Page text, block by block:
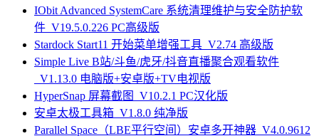
IObit Advanced SystemCare 系统清理维护与安全防护软
件_V19.5.0.226 PC高级版
Stardock Start11 开始菜单增强工具_V2.74 高级版
Simple Live B站/斗鱼/虎牙/抖音直播聚合观看软件
_V1.13.0 电脑版+安卓版+TV电视版
HyperSnap 屏幕截图_V10.2.1 PC汉化版
安卓太极工具箱_V1.8.0 纯净版
Parallel Space（LBE平行空间）安卓多开神器_V4.0.9612